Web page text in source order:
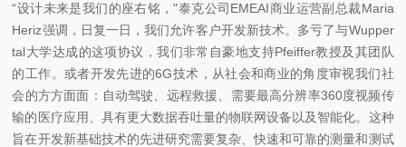
“设计未来是我们的座右铭，"泰克公司EMEAI商业运营副总裁Maria
Heriz强调，日复一日，我们允许客户开发新技术。多亏了与Wupper
tal大学达成的这项协议，我们非常自豪地支持Pfeiffer教授及其团队
的工作。或者开发先进的6G技术，从社会和商业的角度审视我们社
会的方方面面：自动驾驶、远程救援、需要最高分辨率360度视频传
输的医疗应用、具有更大数据吞吐量的物联网设备以及智能化。这种
旨在开发新基础技术的先进研究需要复杂、快速和可靠的测量和测试